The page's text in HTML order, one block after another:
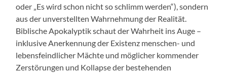
oder „Es wird schon nicht so schlimm werden“), sondern
aus der unverstellten Wahrnehmung der Realität.
Biblische Apokalyptik schaut der Wahrheit ins Auge –
inklusive Anerkennung der Existenz menschen- und
lebensfeindlicher Mächte und möglicher kommender
Zerstörungen und Kollapse der bestehenden